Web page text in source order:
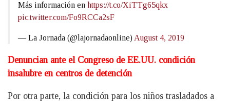
Más información en https://t.co/XiTTg65qkx
pic.twitter.com/Fo9RCCa2sF
— La Jornada (@lajornadaonline) August 4, 2019
Denuncian ante el Congreso de EE.UU. condición
insalubre en centros de detención
Por otra parte, la condición para los niños trasladados a